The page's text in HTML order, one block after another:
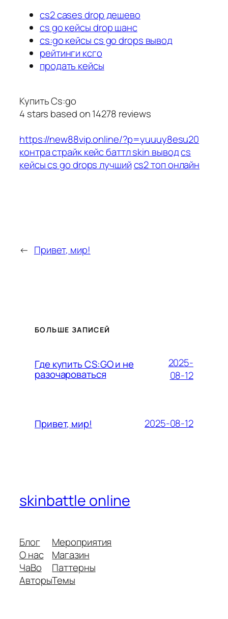
cs2 cases drop дешево
cs go кейсы drop шанс
cs:go кейсы cs go drops вывод
рейтинги ксго
продать кейсы
Купить Cs:go
4 stars based on14278 reviews
https://new88vip.online/?p=yuuuy8esu20
контра страйк кейс баттл skin выводcs
кейсы cs go drops лучшийcs2 топ онлайн
← Привет, мир!
БОЛЬШЕ ЗАПИСЕЙ
Где купить CS:GO и не
разочароваться
2025-
08-12
Привет, мир! 2025-08-12
skinbattle online
Блог
О нас
ЧаВо
Авторы
Мероприятия
Магазин
Паттерны
Темы